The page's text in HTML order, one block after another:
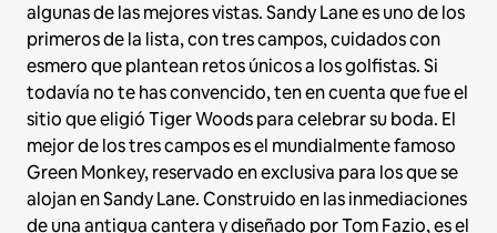
algunas de las mejores vistas. Sandy Lane es uno de los
primeros de la lista, con tres campos, cuidados con
esmero que plantean retos únicos a los golfistas. Si
todavía no te has convencido, ten en cuenta que fue el
sitio que eligió Tiger Woods para celebrar su boda. El
mejor de los tres campos es el mundialmente famoso
Green Monkey, reservado en exclusiva para los que se
alojan en Sandy Lane. Construido en las inmediaciones
de una antigua cantera y diseñado por Tom Fazio, es el